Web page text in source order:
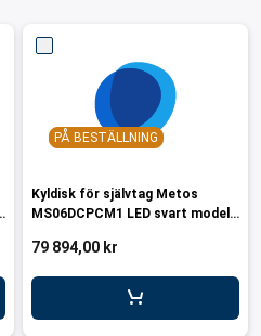
PÅ BESTÄLLNING
Kyldisk för självtag Metos
MS06DCPCM1 LED svart modell
79 894,00 kr